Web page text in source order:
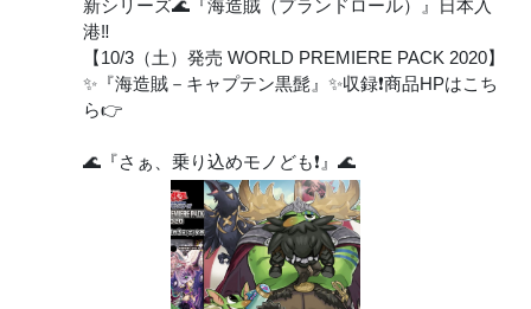
新シリーズ🌊『海造賊（プランドロール）』日本入
港‼️
【10/3（土）発売 WORLD PREMIERE PACK 2020】
✨『海造賊－キャプテン黒髭』✨収録❗️商品HPはこち
ら👉
🌊『さぁ、乗り込めモノども❗️』🌊